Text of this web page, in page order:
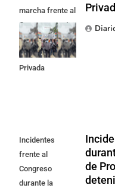
marcha frente al
Congreso contra
la Ley de
Propiedad
Privada
Incidentes
frente al
Congreso
durante la
de